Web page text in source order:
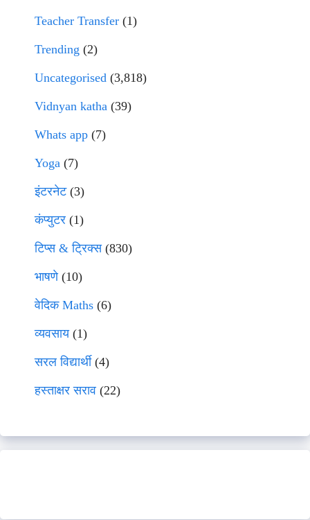
Teacher Transfer (1)
Trending (2)
Uncategorised (3,818)
Vidnyan katha (39)
Whats app (7)
Yoga (7)
इंटरनेट(3)
कंप्युटर (1)
टिप्स & ट्रिक्स(830)
भाषणे(10)
वेदिक Maths (6)
व्यवसाय(1)
सरल विद्यार्थी(4)
हस्ताक्षर सराव (22)